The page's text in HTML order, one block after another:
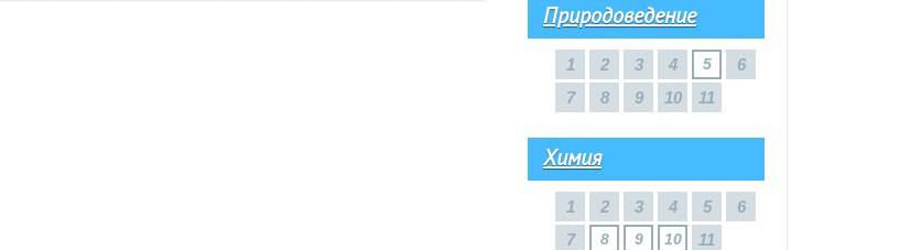
Природоведение
1 2 3 4 5
6
7
8 9 10 11
Химия
1 2 3 4 5
6
7
8 9 10 11